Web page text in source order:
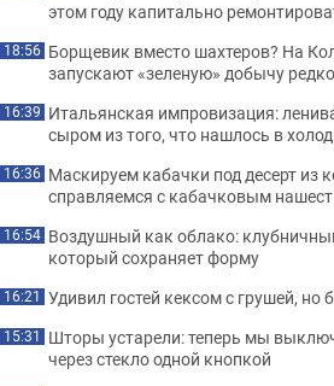
этом году капитально
18:56 Борщевик вместо шахтеров? На
запускают «зеленую» добычу
16:39 Итальянская импровизация:
сыром из того, что нашлось в
16:36 Маскируем кабачки под десерт из
справляемся с кабачковым
16:54 Воздушный как облако:
который сохраняет форму
16:21 Удивил гостей кексом с грушей, но
15:31 Шторы устарели: теперь мы
через стекло одной кнопкой